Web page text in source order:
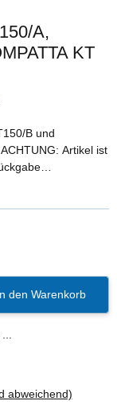
A,
KT
den Warenkorb
abweichend)